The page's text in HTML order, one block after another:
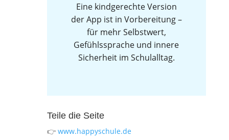
Eine kindgerechte Version
der App ist in Vorbereitung –
für mehr Selbstwert,
Gefühlssprache und innere
Sicherheit im Schulalltag.
Teile die Seite
👉 www.happyschule.de